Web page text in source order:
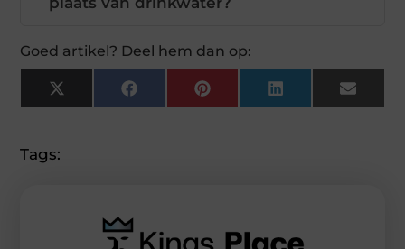
Goed artikel? Deel hem dan op:
X
(Twitter)
FacebookPinterestLinkedInEmail
Tags: